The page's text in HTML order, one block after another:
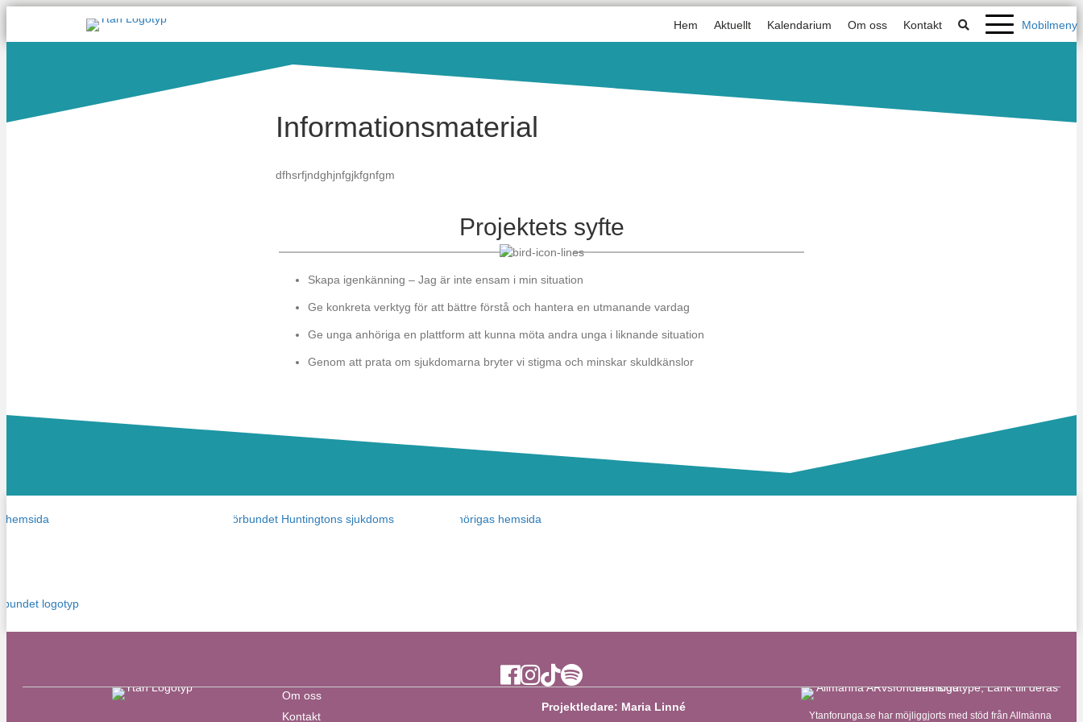
Hem Aktuellt Kalendarium Om oss Kontakt Mobilmeny
Informationsmaterial
dfhsrfjndghjnfgjkfgnfgm
Projektets syfte
Skapa igenkänning – Jag är inte ensam i min situation
Ge konkreta verktyg för att bättre förstå och hantera en utmanande vardag
Ge unga anhöriga en plattform att kunna möta andra unga i liknande situation
Genom att prata om sjukdomarna bryter vi stigma och minskar skuldkänslor
Ytan Facebook
Ytan Instagram
Ytan TikTok
Ytan Spotify
Om oss
Kontakt
Projektledare: Maria Linné
Ytanforunga.se har möjliggjorts med stöd från Allmänna